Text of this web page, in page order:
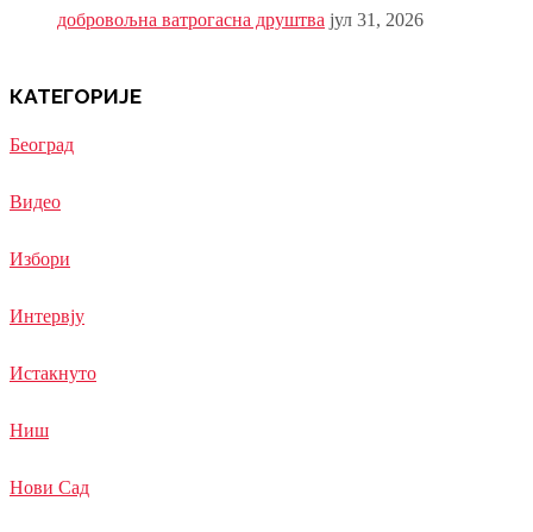
добровољна ватрогасна друштва јул 31, 2026
КАТЕГОРИЈЕ
Београд
Видео
Избори
Интервју
Истакнуто
Ниш
Нови Сад